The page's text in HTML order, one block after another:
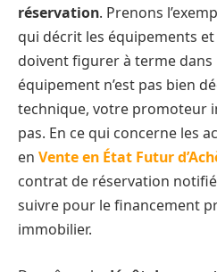
réservation. Prenons
qui décrit les équipements
doivent figurer à terme dans
équipement n’est pas bien
technique, votre promoteur
pas. En ce qui concerne les
en Vente en État Futur
contrat de réservation notifié
suivre pour le financement
immobilier.